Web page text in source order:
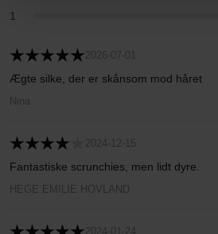
1
2026-07-01
Ægte silke, der er skånsom mod håret
Nina
2024-12-15
Fantastiske scrunchies, men lidt dyre.
HEGE EMILIE HOVLAND
2024-01-24